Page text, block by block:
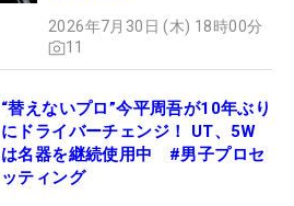
2026年7月30日 (木) 18時00分
11
“替えないプロ”今平周吾が10年ぶり
にドライバーチェンジ！ UT、5W
は名器を継続使用中 #男子プロセ
ッティング